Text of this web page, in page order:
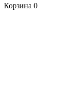
Корзина 0